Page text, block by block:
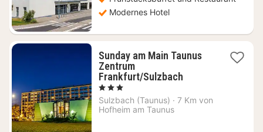
Modernes Hotel
Sunday am Main Taunus
Zentrum
Frankfurt/Sulzbach2
ab
, 3 Sterne
Sulzbach (Taunus) · 7 Km von
Hofheim am Taunus